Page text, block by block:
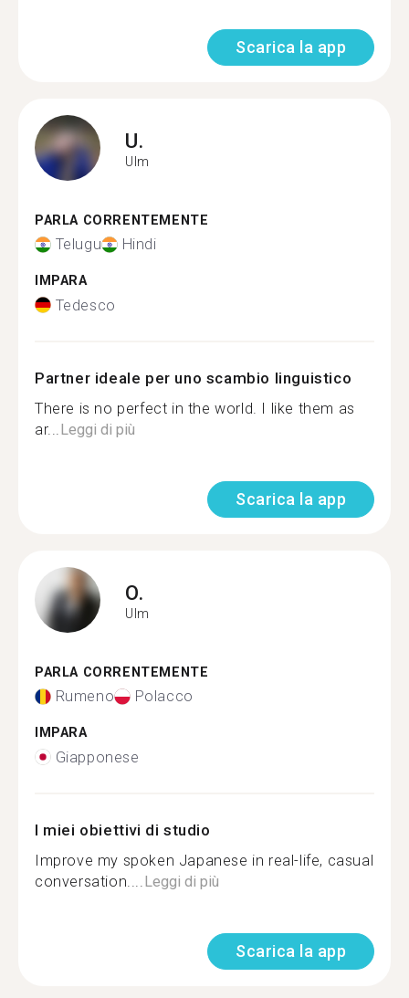
Scarica la app
U.
Ulm
PARLA CORRENTEMENTE
Telugu Hindi
IMPARA
Tedesco
Partner ideale per uno scambio linguistico
There is no perfect in the world. I like them as
ar... Leggi di più
Scarica la app
O.
Ulm
PARLA CORRENTEMENTE
Rumeno Polacco
IMPARA
Giapponese
I miei obiettivi di studio
Improve my spoken Japanese in real-life, casual
conversation.... Leggi di più
Scarica la app